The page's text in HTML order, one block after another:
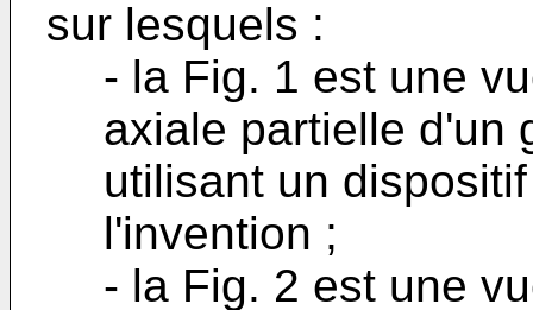
sur lesquels :
- la Fig. 1 est une
axiale partielle d'un
utilisant un
l'invention ;
- la Fig. 2 est une